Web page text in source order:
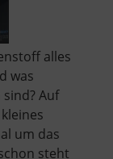
alles
was
Auf
um das
steht